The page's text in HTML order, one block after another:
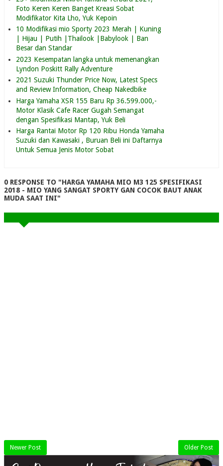
Foto Keren Keren Banget Kreasi Sobat
Modifikator Kita Lho, Yuk Kepoin
10 Modifikasi mio Sporty 2023 Merah | Kuning
| Hijau | Putih |Thailook |Babylook | Ban
Besar dan Standar
2023 Kesempatan langka untuk memenangkan
Lyndon Poskitt Rally Adventure
2021 Suzuki Thunder Price Now, Latest Specs
and Review Information, Cheap Nakedbike
Harga Yamaha XSR 155 Baru Rp 36.599.000,-
Motor Klasik Cafe Racer Gugah Semangat
dengan Spesifikasi Mantap, Yuk Beli
Harga Rantai Motor Rp 120 Ribu Honda Yamaha
Suzuki dan Kawasaki , Buruan Beli ini Daftarnya
Untuk Semua Jenis Motor Sobat
0 RESPONSE TO "HARGA YAMAHA MIO M3 125 SPESIFIKASI
2018 - MIO YANG SANGAT SPORTY GAN COCOK BAUT ANAK
MUDA SAAT INI"
Newer Post Older Post